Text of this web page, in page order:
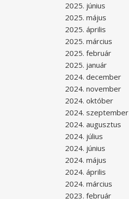
2025. június
2025. május
2025. április
2025. március
2025. február
2025. január
2024. december
2024. november
2024. október
2024. szeptember
2024. augusztus
2024. július
2024. június
2024. május
2024. április
2024. március
2023. február